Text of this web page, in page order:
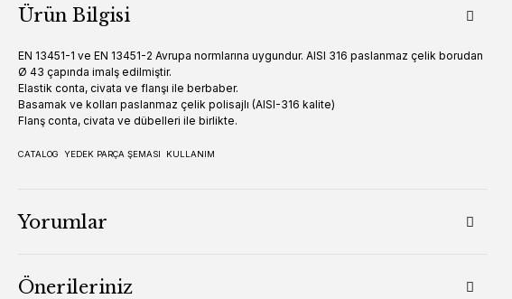
Ürün Bilgisi
EN 13451-1 ve EN 13451-2 Avrupa normlarına uygundur. AISI 316 paslanmaz çelik borudan
Ø 43 çapında imalş edilmiştir.
Elastik conta, civata ve flanşı ile berbaber.
Basamak ve kolları paslanmaz çelik polisajlı (AISI-316 kalite)
Flanş conta, civata ve dübelleri ile birlikte.
CATALOG YEDEK PARÇA ŞEMASI KULLANIM
Yorumlar
Önerileriniz